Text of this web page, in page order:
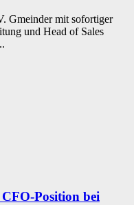
Gmeinder mit sofortiger
und Head of Sales
Position bei